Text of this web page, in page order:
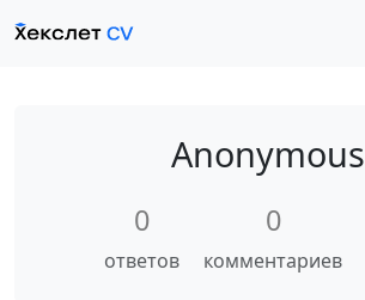
Anonymous
0
ответов
0
комментариев